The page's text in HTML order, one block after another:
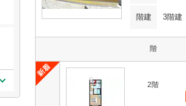
階建 3階建
階
2階